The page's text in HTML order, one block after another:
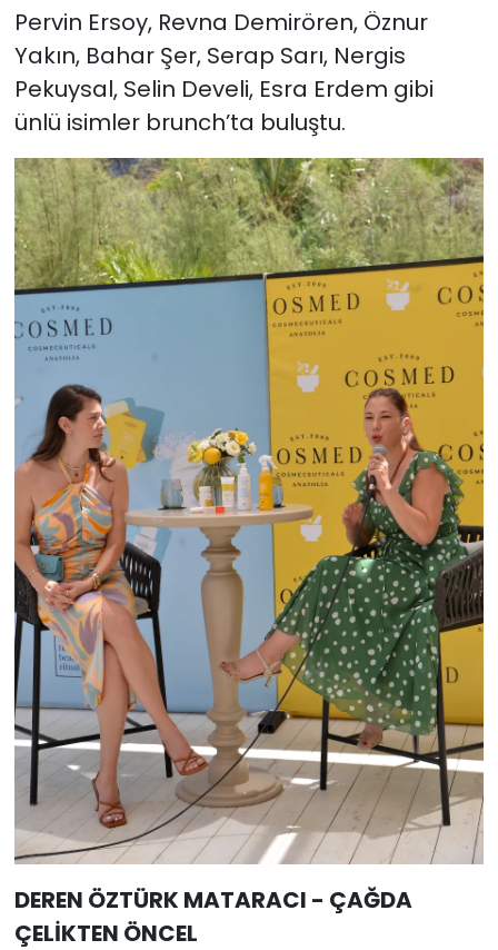
Pervin Ersoy, Revna Demirören, Öznur
Yakın, Bahar Şer, Serap Sarı, Nergis
Pekuysal, Selin Develi, Esra Erdem gibi
ünlü isimler brunch’ta buluştu.
DEREN ÖZTÜRK MATARACI - ÇAĞDA
ÇELİKTEN ÖNCEL